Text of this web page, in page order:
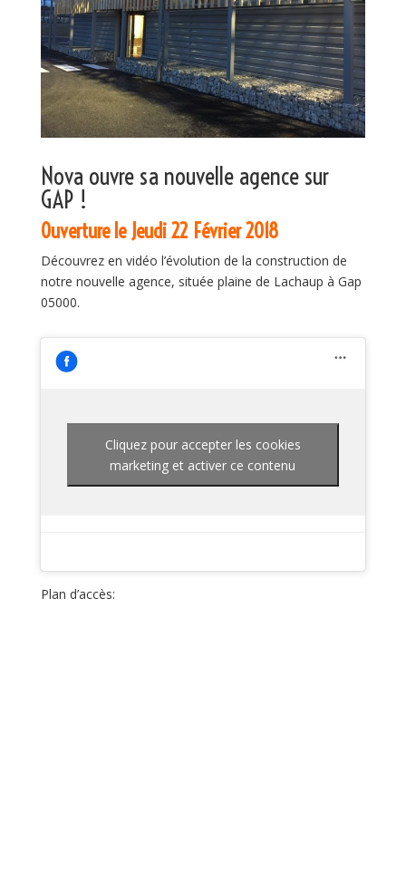
Nova ouvre sa nouvelle agence sur
GAP !
Ouverture le Jeudi 22 Février 2018
Découvrez en vidéo l’évolution de la construction de
notre nouvelle agence, située plaine de Lachaup à Gap
05000.
Cliquez pour accepter les cookies
marketing et activer ce contenu
Plan d’accès: